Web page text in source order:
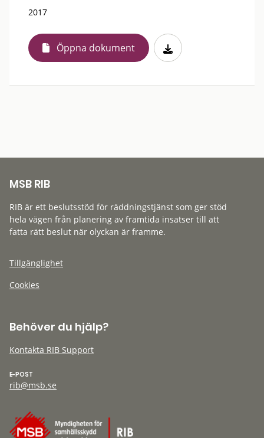
2017
Öppna dokument
MSB RIB
RIB är ett beslutsstöd för räddningstjänst som ger stöd
hela vägen från planering av framtida insatser till att
fatta rätt beslut när olyckan är framme.
Tillgänglighet
Cookies
Behöver du hjälp?
Kontakta RIB Support
E-POST
rib@msb.se